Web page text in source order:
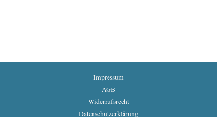
Impressum
AGB
Widerrufsrecht
Datenschutzerklärung